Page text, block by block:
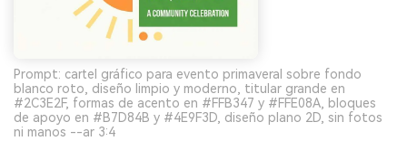
Prompt: cartel gráfico para evento primaveral sobre fondo
blanco roto, diseño limpio y moderno, titular grande en
#2C3E2F, formas de acento en #FFB347 y #FFE08A, bloques
de apoyo en #B7D84B y #4E9F3D, diseño plano 2D, sin fotos
ni manos --ar 3:4